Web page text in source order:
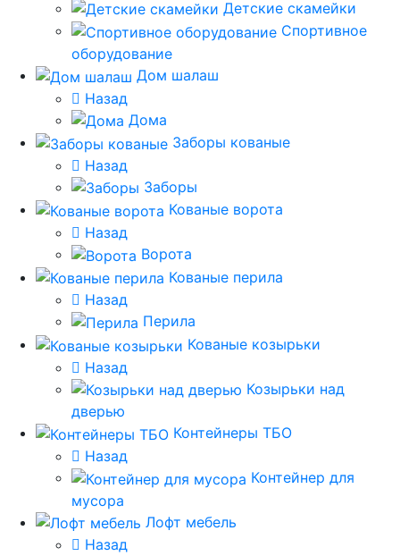
Детские скамейки
Спортивное
оборудование
Дом шалаш
Назад
Дома
Заборы кованые
Назад
Заборы
Кованые ворота
Назад
Ворота
Кованые перила
Назад
Перила
Кованые козырьки
Назад
Козырьки над
дверью
Контейнеры ТБО
Назад
Контейнер для
мусора
Лофт мебель
Назад